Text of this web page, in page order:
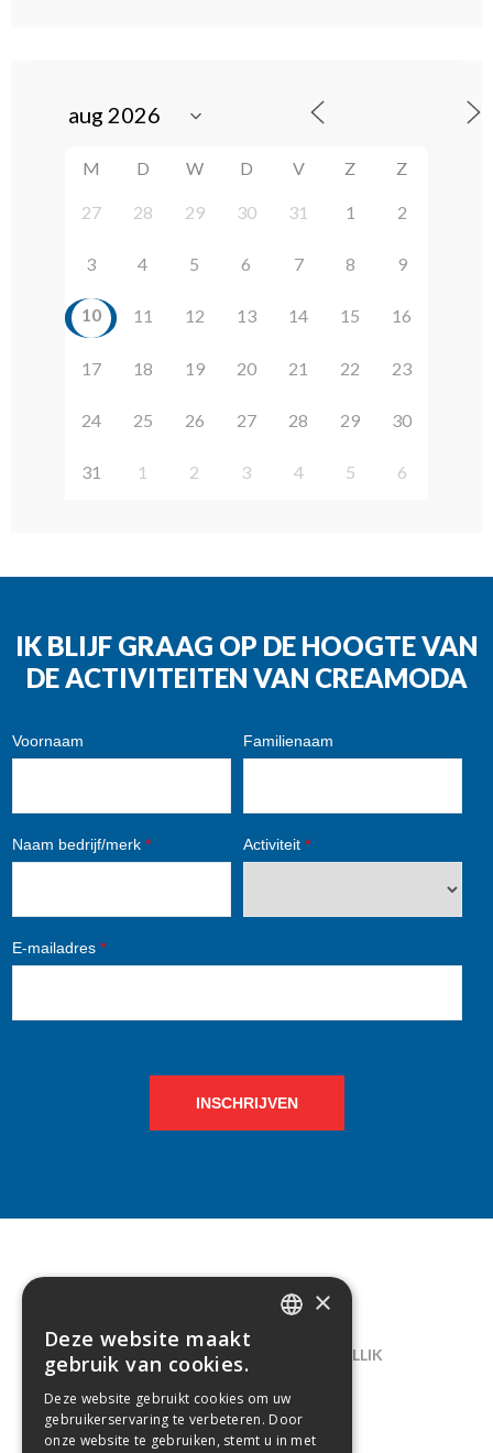
M D W D V Z Z
27 28 29 30 31 1 2
3 4 5 6 7 8 9
10 11 12 13 14 15 16
17 18 19 20 21 22 23
24 25 26 27 28 29 30
31 1 2 3 4 5 6
IK BLIJF GRAAG OP DE HOOGTE VAN
DE ACTIVITEITEN VAN CREAMODA
Voornaam Familienaam
Naam bedrijf/merk * Activiteit *
E-mailadres *
INSCHRIJVEN
CONTACT
LELIEGAARDE 22, B-1731 ZELLIK
02/238.10.11
INFO@CREAMODA.BE
×
Deze website maakt
gebruik van cookies.
Deze website gebruikt cookies om uw
gebruikerservaring te verbeteren. Door
onze website te gebruiken, stemt u in met